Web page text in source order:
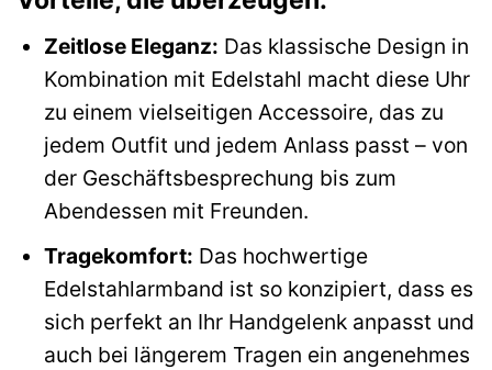
Zeitlose Eleganz: Das klassische Design in
Kombination mit Edelstahl macht diese Uhr
zu einem vielseitigen Accessoire, das zu
jedem Outfit und jedem Anlass passt – von
der Geschäftsbesprechung bis zum
Abendessen mit Freunden.
Tragekomfort: Das hochwertige
Edelstahlarmband ist so konzipiert, dass es
sich perfekt an Ihr Handgelenk anpasst und
auch bei längerem Tragen ein angenehmes